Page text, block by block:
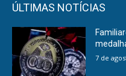
ÚLTIMAS NOTÍCIAS
7 de